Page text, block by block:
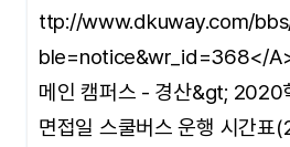
ttp://www.dkuway.com/
ble=notice&wr_id=368</
메인 캠퍼스 - 경산&gt; 2020
면접일 스쿨버스 운행 시간